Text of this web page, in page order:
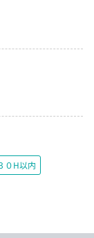
０H以内